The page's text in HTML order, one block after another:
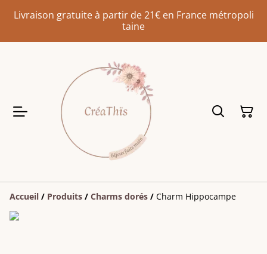
Livraison gratuite à partir de 21€ en France métropoli
taine
Accueil / Produits / Charms dorés / Charm Hippocampe